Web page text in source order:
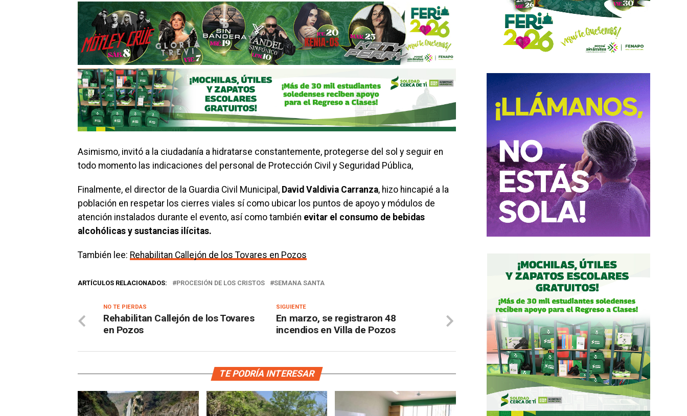
Asimismo, invitó a la ciudadanía a hidratarse constantemente, protegerse del sol y seguir en
todo momento las indicaciones del personal de Protección Civil y Seguridad Pública,
Finalmente, el director de la Guardia Civil Municipal, David Valdivia Carranza, hizo hincapié a la
población en respetar los cierres viales sí como ubicar los puntos de apoyo y módulos de
atención instalados durante el evento, así como también evitar el consumo de bebidas
alcohólicas y sustancias ilícitas.
También lee: Rehabilitan Callejón de los Tovares en Pozos
ARTÍCULOS RELACIONADOS: PROCESIÓN DE LOS CRISTOS SEMANA SANTA
SIGUIENTE
En marzo, se registraron 48
incendios en Villa de Pozos
NO TE PIERDAS
Rehabilitan Callejón de los Tovares
en Pozos
TE PODRÍA INTERESAR